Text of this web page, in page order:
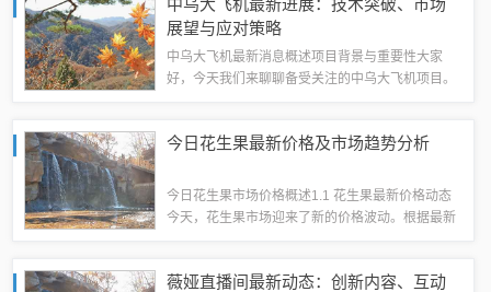
中乌大飞机最新进展：技术突破、市场
展望与应对策略
中乌大飞机最新消息概述项目背景与重要性大家
好，今天我们来聊聊备受关注的中乌大飞机项目。
广泛关注。该项目不仅承载着两国航空...
今日花生果最新价格及市场趋势分析
今日花生果市场价格概述1.1 花生果最新价格动态
今天，花生果市场迎来了新的价格波动。根据最新
一定的影响，导致市场供需关系发生...
薇娅直播间最新动态：创新内容、互动